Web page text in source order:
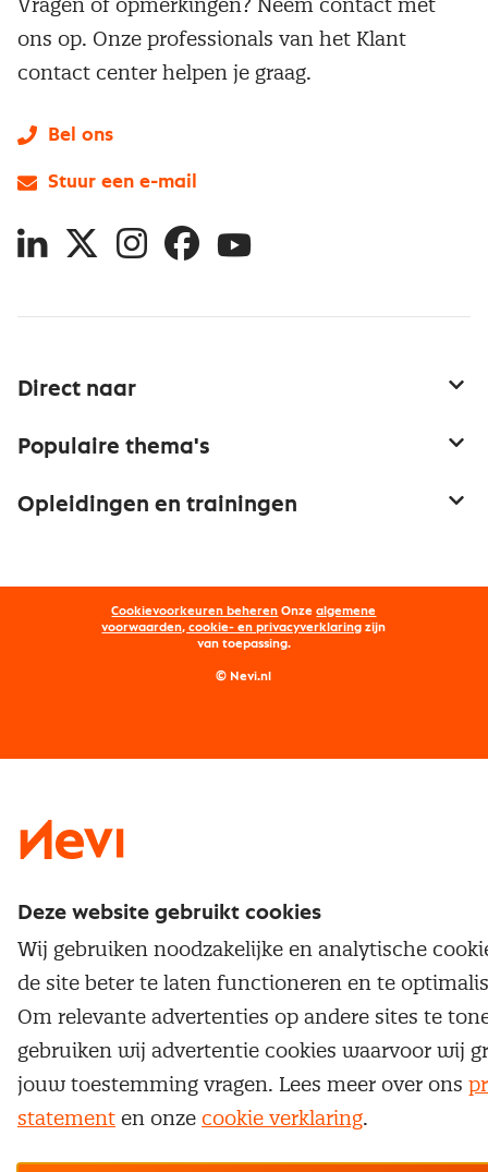
Direct naar
Netwerk en communities
Word lid van Nevi
Nevi PMI®
Populaire thema's
Onderhandelen
Opleidingen en trainingen
Opleidingen
Maatwerk
Nevi 2
ons op. Onze professionals van het Klant
contact center helpen je graag.
Bel ons
Stuur een e-mail
LinkedIn
X InstagramFacebookYouTube
Cookievoorkeuren beheren Onzealgemene
voorwaarden, cookie- en privacyverklaring zijn
van toepassing.
© Nevi.nl
Deze website gebruikt cookies
Wij gebruiken noodzakelijke en analytische
de site beter te laten functioneren en te
Om relevante advertenties op andere sites te
gebruiken wij advertentie cookies waarvoor wij
jouw toestemming vragen. Lees meer over ons
statement en onze cookie verklaring.